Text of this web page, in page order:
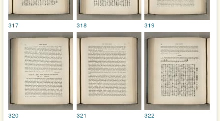
317 318 319
320 321 322